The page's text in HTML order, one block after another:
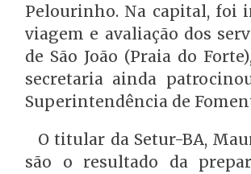
Pelourinho. Na capital, foi
viagem e avaliação dos
de São João (Praia do
secretaria ainda
Superintendência de
O titular da Setur-BA,
são o resultado da